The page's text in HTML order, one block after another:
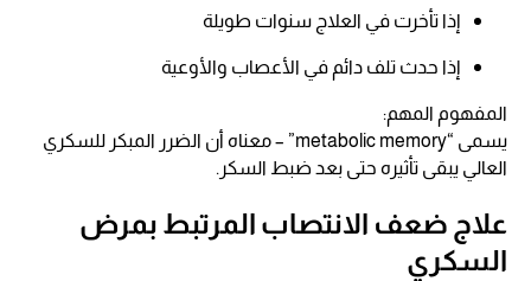
إذا تأخرت في العلاج سنوات طويلة​
إذا حدث تلف دائم في الأعصاب والأوعية​
المفهوم المهم:​
يسمى “metabolic memory” – معناه أن الضرر المبكر للسكري
العالي يبقى تأثيره حتى بعد ضبط السكر.
علاج ضعف الانتصاب المرتبط بمرض
السكري